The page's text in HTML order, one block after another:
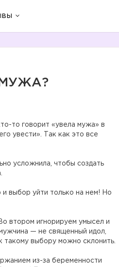
то говорит «увела мужа» в
увести». Так как это все
усложнила, чтобы создать
выбор уйти только на нем! Но
втором игнорируем умысел и
— не священный идол,
такому выбору можно склонить.
из-за беременности